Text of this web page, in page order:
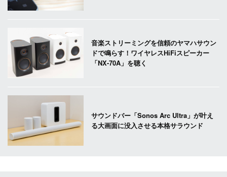
音楽ストリーミングを信頼のヤマハサウン
ドで鳴らす！ワイヤレスHiFiスピーカー
「NX-70A」を聴く
サウンドバー「Sonos Arc Ultra」が叶え
る大画面に没入させる本格サラウンド